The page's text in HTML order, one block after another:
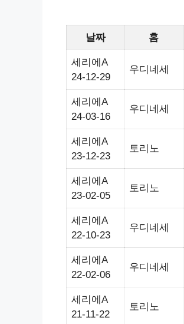
날짜 홈
세리에A
24-12-29
우디네세
세리에A
24-03-16
우디네세
세리에A
23-12-23
토리노
세리에A
23-02-05
토리노
세리에A
22-10-23
우디네세
세리에A
22-02-06
우디네세
세리에A
21-11-22
토리노